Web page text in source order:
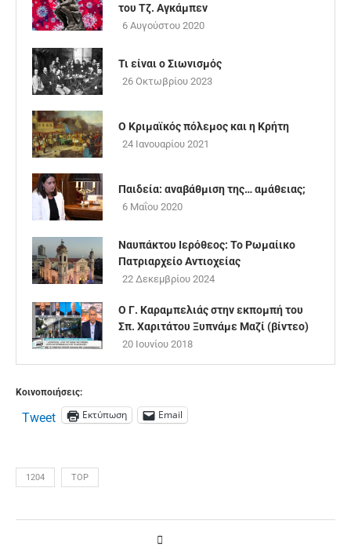
του Τζ. Αγκάμπεν
6 Αυγούστου 2020
Τι είναι ο Σιωνισμός
26 Οκτωβρίου 2023
Ο Κριμαϊκός πόλεμος και η Κρήτη
24 Ιανουαρίου 2021
Παιδεία: αναβάθμιση της… αμάθειας;
6 Μαΐου 2020
Ναυπάκτου Ιερόθεος: Το Ρωμαίικο
Πατριαρχείο Αντιοχείας
22 Δεκεμβρίου 2024
Ο Γ. Καραμπελιάς στην εκπομπή του
Σπ. Χαριτάτου Ξυπνάμε Μαζί (βίντεο)
20 Ιουνίου 2018
Κοινοποιήσεις:
Tweet Εκτύπωση Email
1204 TOP